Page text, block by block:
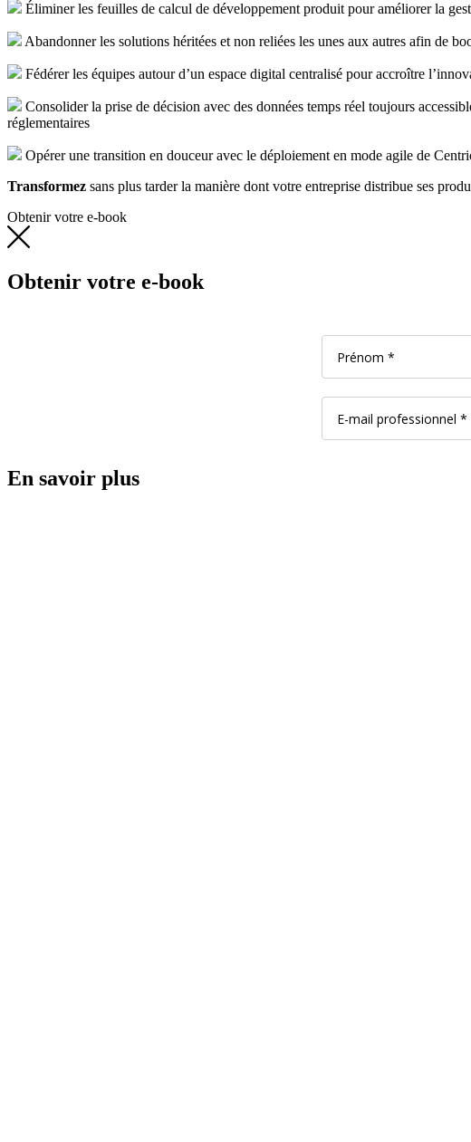
Éliminer les feuilles de calcul de développement produit pour améliorer la
Abandonner les solutions héritées et non reliées les unes aux autres afin de
Fédérer les équipes autour d’un espace digital centralisé pour accroître
Consolider la prise de décision avec des données temps réel toujours
réglementaires
Opérer une transition en douceur avec le déploiement en mode agile de
Transformez sans plus tarder la manière dont votre entreprise distribue ses
Obtenir votre e-book
Obtenir votre e-book
En savoir plus